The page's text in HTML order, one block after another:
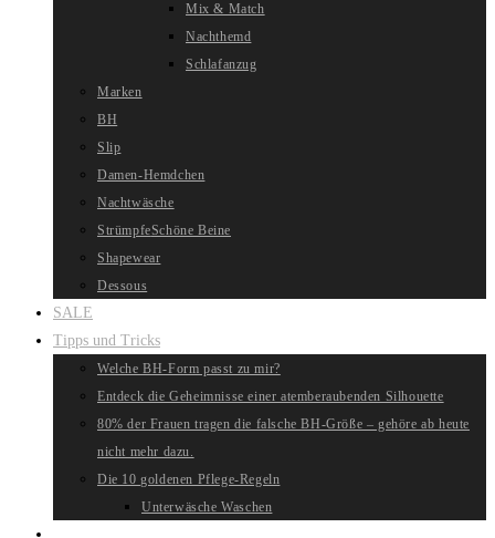
Mix & Match
Nachthemd
Schlafanzug
Marken
BH
Slip
Damen-Hemdchen
Nachtwäsche
StrümpfeSchöne Beine
Shapewear
Dessous
SALE
Tipps und Tricks
Welche BH-Form passt zu mir?
Entdeck die Geheimnisse einer atemberaubenden Silhouette
80% der Frauen tragen die falsche BH-Größe – gehöre ab heute
nicht mehr dazu.
Die 10 goldenen Pflege-Regeln
Unterwäsche Waschen